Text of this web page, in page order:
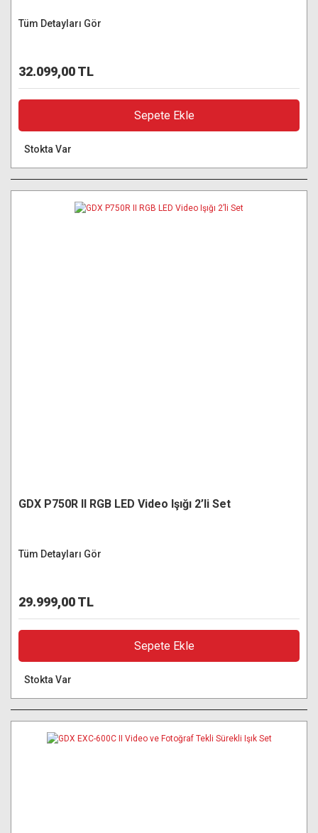
Tüm Detayları Gör
32.099,00 TL
Sepete Ekle
Stokta Var
GDX P750R II RGB LED Video Işığı 2’li Set
Tüm Detayları Gör
29.999,00 TL
Sepete Ekle
Stokta Var